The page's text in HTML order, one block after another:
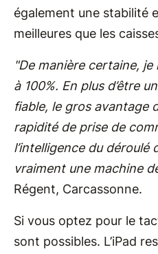
également une stabilité
meilleures que les
"De manière certaine, je
à 100%. En plus d’être
fiable, le gros avantage
rapidité de prise de
l’intelligence du déroulé
vraiment une machine
Régent, Carcassonne.
Si vous optez pour le
sont possibles. L’iPad